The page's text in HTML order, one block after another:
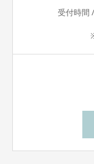
受付時間